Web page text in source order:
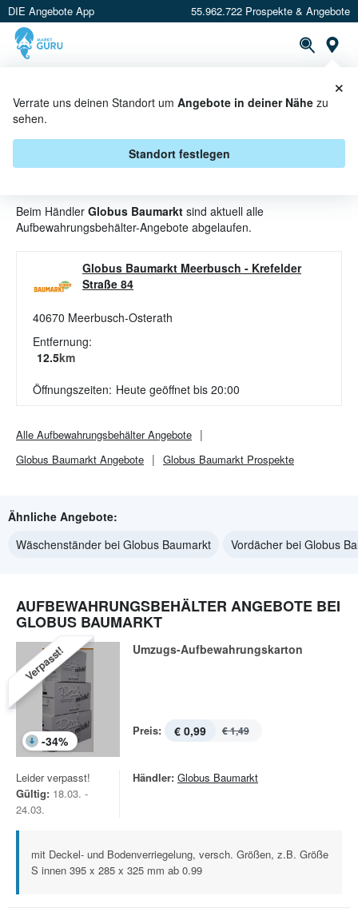
DIE Angebote App 55.962.722 Prospekte & Angebote
Verrate uns deinen Standort um Angebote in deiner Nähe zu
sehen.
Standort festlegen
×
AUFBEWAHRUNGSBEHÄLTER
ANGEBOTE & AKTIONEN BEI
GLOBUS BAUMARKT
Beim Händler Globus Baumarkt sind aktuell alle
Aufbewahrungsbehälter-Angebote abgelaufen.
Globus Baumarkt Meerbusch - Krefelder
Straße 84
40670 Meerbusch-Osterath
Entfernung:
12.5km
Öffnungszeiten: Heute geöffnet bis 20:00
Alle AufbewahrungsbehälterAngebote
Globus Baumarkt Angebote Globus Baumarkt Prospekte
Ähnliche Angebote:
Wäschenständer bei Globus Baumarkt
Vordächer bei Globus
AUFBEWAHRUNGSBEHÄLTER ANGEBOTE BEI
GLOBUS BAUMARKT
Verpasst!
-34%
Umzugs-Aufbewahrungskarton
Preis: € 0,99 € 1,49
Leider verpasst!
Gültig: 18.03. -
24.03.
Händler: Globus Baumarkt
mit Deckel- und Bodenverriegelung, versch. Größen, z.B. Größe
S innen 395 x 285 x 325 mm ab 0.99